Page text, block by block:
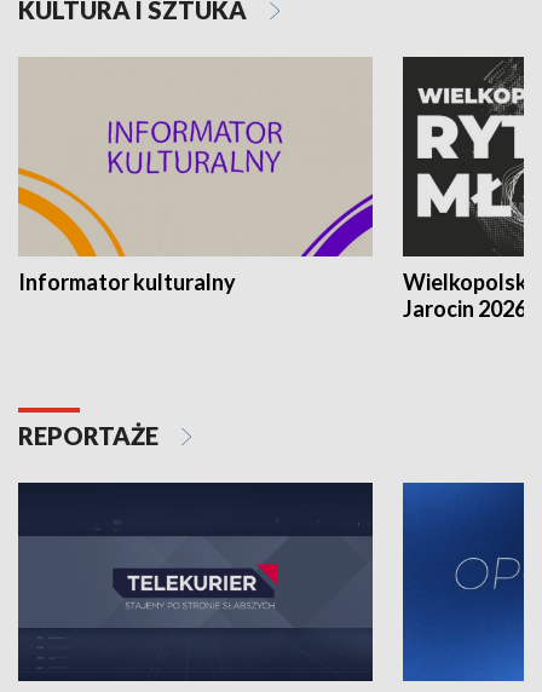
KULTURA I SZTUKA
Informator kulturalny
Jarocin 2026
REPORTAŻE